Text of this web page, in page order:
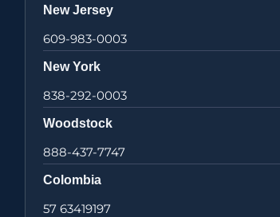
New Jersey
609-983-0003
New York
838-292-0003
Woodstock
888-437-7747
Colombia
57 63419197